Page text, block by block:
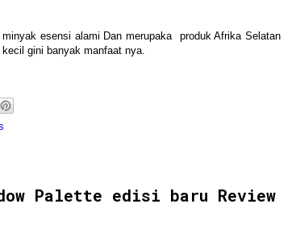
esensi alami Dan merupaka produk Afrika Selatan
gini banyak manfaat nya.
Palette edisi baru Review